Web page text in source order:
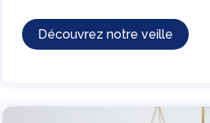
Découvrez notre veille